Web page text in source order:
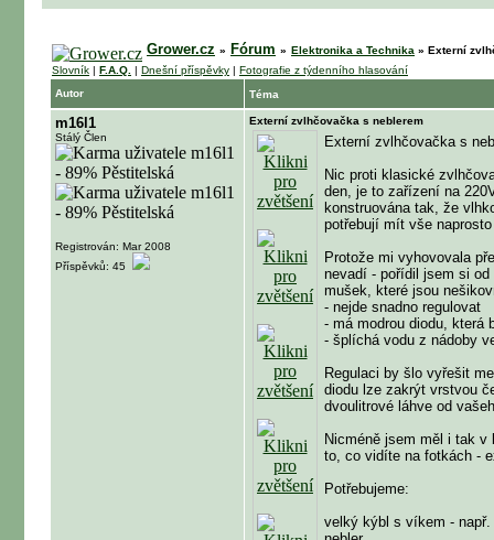
Grower.cz » Fórum » Elektronika a Technika » Externí
Slovník | F.A.Q. | Dnešní příspěvky | Fotografie z týdenního hlasování
Autor
Téma
m16l1
Stálý Člen
Registrován: Mar 2008
Příspěvků: 45
Externí zvlhčovačka s neblerem
Externí zvlhčovačka s
Nic proti klasické
den, je to zařízení na
konstruována tak, že
potřebují mít vše
Protože mi vyhovovala
nevadí - pořídil jsem si od
mušek, které jsou
- nejde snadno regulovat
- má modrou diodu, která
- šplíchá vodu z nádoby
Regulaci by šlo vyřešit
diodu lze zakrýt vrstvou
dvoulitrové láhve od
Nicméně jsem měl i tak
to, co vidíte na fotkách -
Potřebujeme:
velký kýbl s víkem -